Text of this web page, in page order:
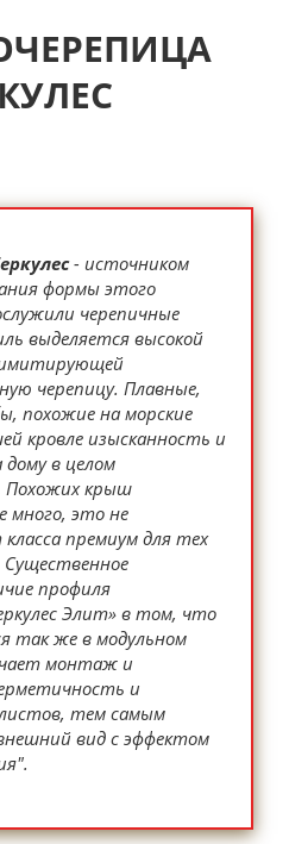
- источником
формы этого
черепичные
выделяется высокой
имитирующей
черепицу. Плавные,
похожие на морские
кровле изысканность и
в целом
Похожих крыш
много, это не
премиум для тех
профиля
Элит» в том, что
так же в модульном
монтаж и
и
тем самым
вид с эффектом